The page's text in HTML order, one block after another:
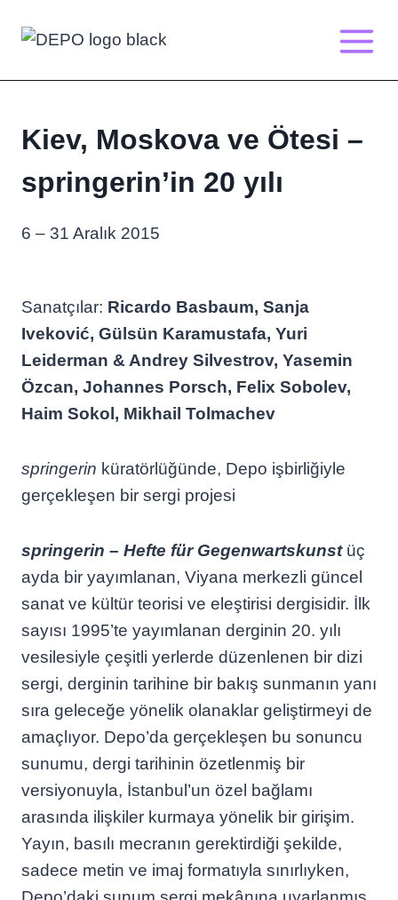
Kiev, Moskova ve Ötesi –
springerin’in 20 yılı
6 – 31 Aralık 2015
Sanatçılar: Ricardo Basbaum, Sanja
Iveković, Gülsün Karamustafa, Yuri
Leiderman & Andrey Silvestrov, Yasemin
Özcan, Johannes Porsch, Felix Sobolev,
Haim Sokol, Mikhail Tolmachev
springerin küratörlüğünde, Depo işbirliğiyle
gerçekleşen bir sergi projesi
springerin – Hefte für Gegenwartskunst üç
ayda bir yayımlanan, Viyana merkezli güncel
sanat ve kültür teorisi ve eleştirisi dergisidir. İlk
sayısı 1995’te yayımlanan derginin 20. yılı
vesilesiyle çeşitli yerlerde düzenlenen bir dizi
sergi, derginin tarihine bir bakış sunmanın yanı
sıra geleceğe yönelik olanaklar geliştirmeyi de
amaçlıyor. Depo’da gerçekleşen bu sonuncu
sunumu, dergi tarihinin özetlenmiş bir
versiyonuyla, İstanbul’un özel bağlamı
arasında ilişkiler kurmaya yönelik bir girişim.
Yayın, basılı mecranın gerektirdiği şekilde,
sadece metin ve imaj formatıyla sınırlıyken,